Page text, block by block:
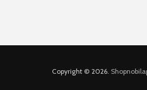
Copyright © 2026.